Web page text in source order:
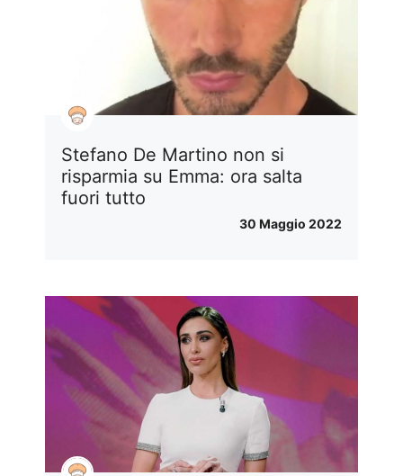
Stefano De Martino non si
risparmia su Emma: ora salta
fuori tutto
30 Maggio 2022